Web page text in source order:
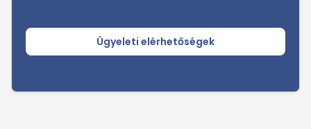
Ügyeleti elérhetőségek